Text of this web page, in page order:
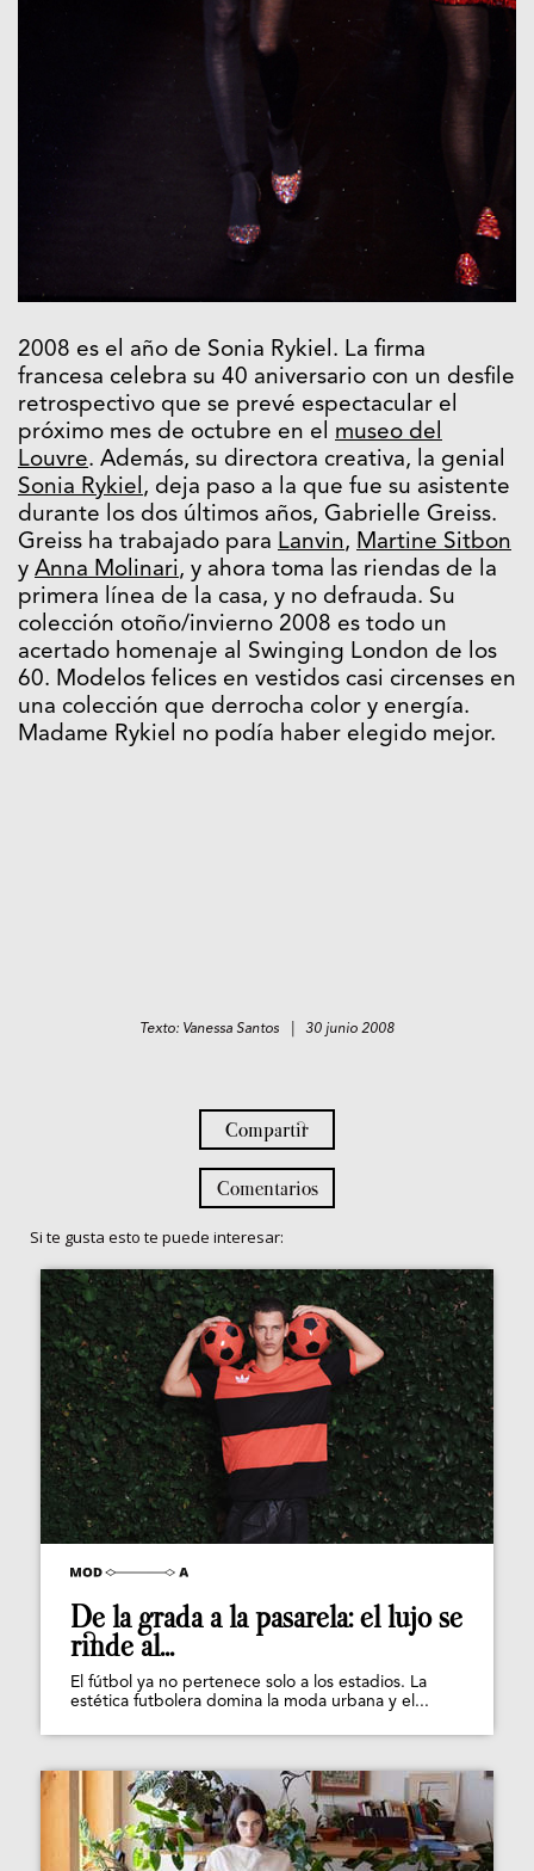
2008 es el año de Sonia Rykiel. La firma
francesa celebra su 40 aniversario con un desfile
retrospectivo que se prevé espectacular el
próximo mes de octubre en el museo del
Louvre. Además, su directora creativa, la genial
Sonia Rykiel, deja paso a la que fue su asistente
durante los dos últimos años, Gabrielle Greiss.
Greiss ha trabajado para Lanvin, Martine Sitbon
y Anna Molinari, y ahora toma las riendas de la
primera línea de la casa, y no defrauda. Su
colección otoño/invierno 2008 es todo un
acertado homenaje al Swinging London de los
60. Modelos felices en vestidos casi circenses en
una colección que derrocha color y energía.
Madame Rykiel no podía haber elegido mejor.
Texto: Vanessa Santos | 30 junio 2008
Compartir
Comentarios
Si te gusta esto te puede interesar:
De la grada a la pasarela: el lujo se
rinde al...
El fútbol ya no pertenece solo a los estadios. La
estética futbolera domina la moda urbana y el...